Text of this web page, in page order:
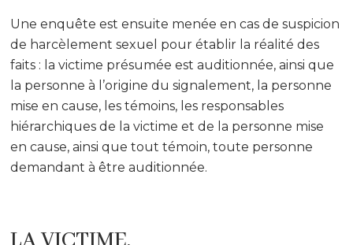
Une enquête est ensuite menée en cas de suspicion
de harcèlement sexuel pour établir la réalité des
faits : la victime présumée est auditionnée, ainsi que
la personne à l’origine du signalement, la personne
mise en cause, les témoins, les responsables
hiérarchiques de la victime et de la personne mise
en cause, ainsi que tout témoin, toute personne
demandant à être auditionnée.